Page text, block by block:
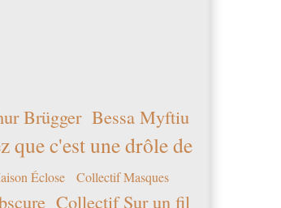
Brügger Bessa Myftiu
que c'est une drôle de
Éclose Collectif Masques
Collectif Sur un fil